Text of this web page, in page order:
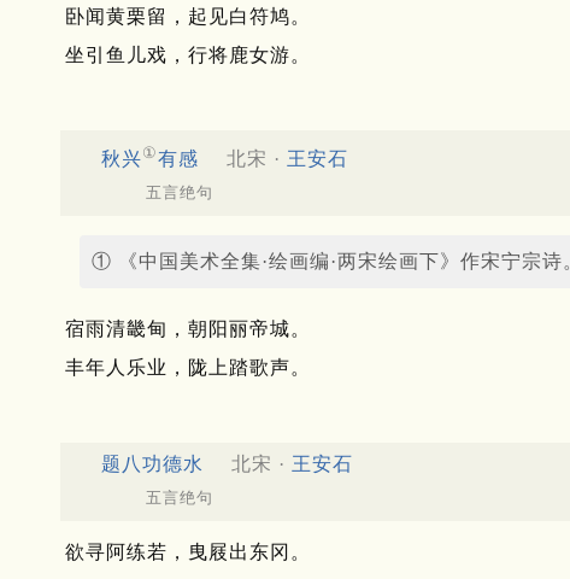
卧闻黄栗留，起见白符鸠。
坐引鱼儿戏，行将鹿女游。
秋兴①有感 北宋 · 王安石
五言绝句
① 《中国美术全集·绘画编·两宋绘画下》作宋宁宗诗
宿雨清畿甸，朝阳丽帝城。
丰年人乐业，陇上踏歌声。
题八功德水 北宋 · 王安石
五言绝句
欲寻阿练若，曳屐出东冈。